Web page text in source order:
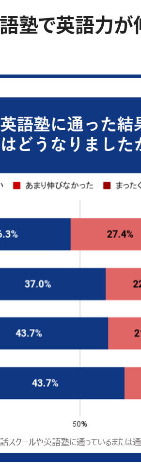
語塾で英語力